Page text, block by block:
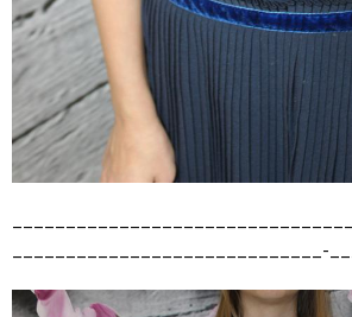
_____________________________-___